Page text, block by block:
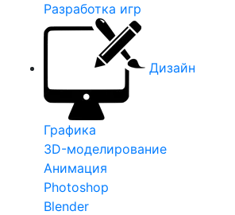
Разработка игр
Дизайн
Графика
3D-моделирование
Анимация
Photoshop
Blender